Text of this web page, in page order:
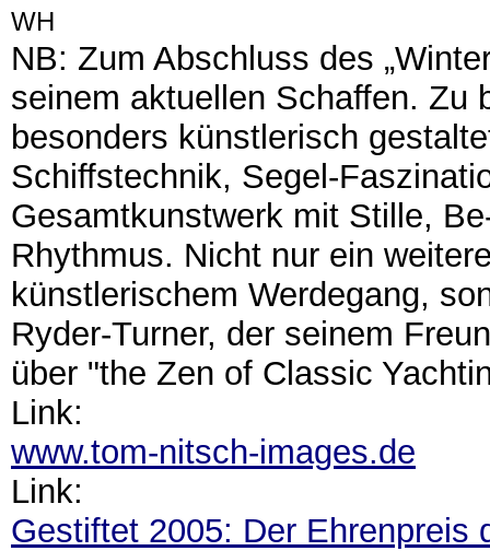
WH
NB: Zum Abschluss des
seinem aktuellen Schaffen. Zu
besonders künstlerisch
Schiffstechnik, Segel-
Gesamtkunstwerk mit Stille,
Rhythmus. Nicht nur ein
künstlerischem Werdegang,
Ryder-Turner, der seinem
über "the Zen of Classic
Link:
www.tom-nitsch-images.de
Link:
Gestiftet 2005: Der Ehrenpreis